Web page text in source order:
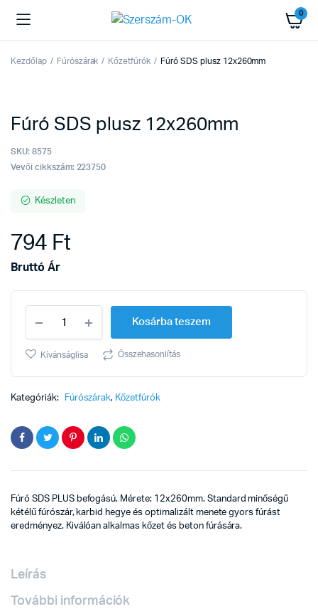
0
Kezdőlap Fúrószárak Kőzetfúrók Fúró SDS plusz 12x260mm
Fúró SDS plusz 12x260mm
SKU: 8575
Vevői cikkszám: 223750
Készleten
794 Ft
Bruttó Ár
SDS
plusz
12x260mm
Kosárba teszem
Kívánságlisa Összehasonlítás
Kategóriák: Fúrószárak, Kőzetfúrók
Fúró SDS PLUS befogású. Mérete: 12x260mm. Standard minőségű
kétélű fúrószár, karbid hegye és optimalizált menete gyors fúrást
eredményez. Kiválóan alkalmas kőzet és beton fúrására.
Leírás
További információk